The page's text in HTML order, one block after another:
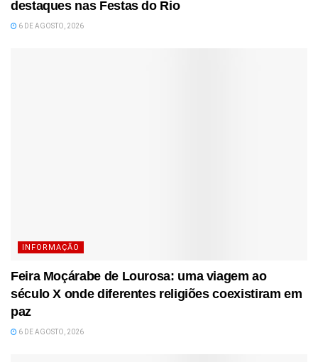
destaques nas Festas do Rio
6 DE AGOSTO, 2026
INFORMAÇÃO
Feira Moçárabe de Lourosa: uma viagem ao
século X onde diferentes religiões coexistiram em
paz
6 DE AGOSTO, 2026